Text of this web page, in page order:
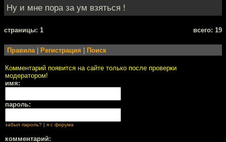
Ну и мне пора за ум взяться !
cтраницы: 1 всего: 19
Правила| Регистрация Поиск
Комментарий появится на сайте только после проверки
модератором!
имя:
пароль:
забыл пароль? я с форума
комментарий: